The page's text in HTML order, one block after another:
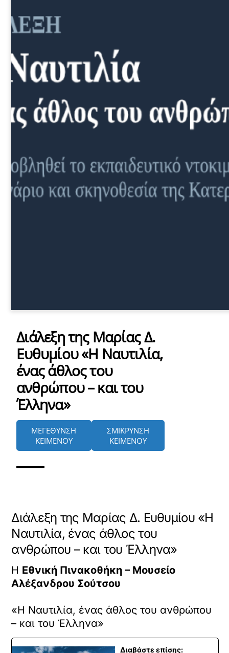
Διάλεξη της Μαρίας Δ.
Ευθυμίου «Η Ναυτιλία,
ένας άθλος του
ανθρώπου – και του
Έλληνα»
ΜΕΓΕΘΥΝΣΗ
ΚΕΙΜΕΝΟΥ
ΣΜΙΚΡΥΝΣΗ
ΚΕΙΜΕΝΟΥ
Διάλεξη της Μαρίας Δ. Ευθυμίου «Η
Ναυτιλία, ένας άθλος του
ανθρώπου – και του Έλληνα»
Η Εθνική Πινακοθήκη – Μουσείο
Αλέξανδρου Σούτσου
«Η Ναυτιλία, ένας άθλος του ανθρώπου
– και του Έλληνα»
Διαβάστε επίσης: